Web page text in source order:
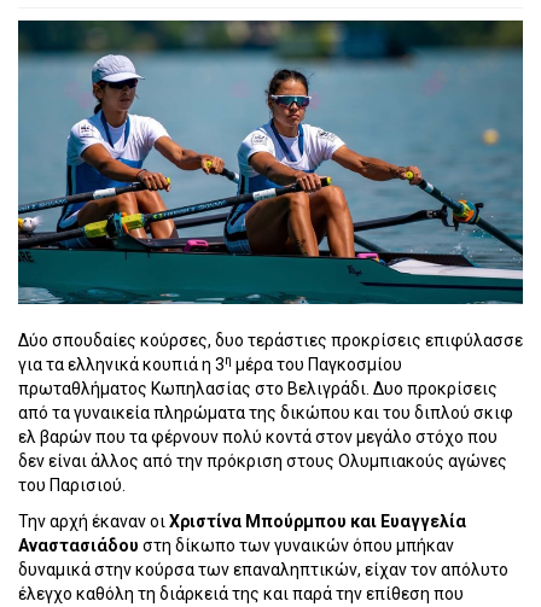
Δύο σπουδαίες κούρσες, δυο τεράστιες προκρίσεις επιφύλασσε
για τα ελληνικά κουπιά η 3η μέρα του Παγκοσμίου
πρωταθλήματος Κωπηλασίας στο Βελιγράδι. Δυο προκρίσεις
από τα γυναικεία πληρώματα της δικώπου και του διπλού σκιφ
ελ βαρών που τα φέρνουν πολύ κοντά στον μεγάλο στόχο που
δεν είναι άλλος από την πρόκριση στους Ολυμπιακούς αγώνες
του Παρισιού.
Την αρχή έκαναν οι Χριστίνα Μπούρμπου και Ευαγγελία
Αναστασιάδου στη δίκωπο των γυναικών όπου μπήκαν
δυναμικά στην κούρσα των επαναληπτικών, είχαν τον απόλυτο
έλεγχο καθόλη τη διάρκειά της και παρά την επίθεση που